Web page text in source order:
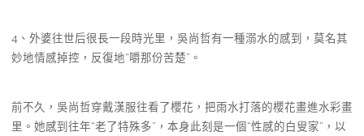
4、外婆往世后很長一段時光里，吳尚哲有一種溺水的感到，莫名其
妙地情感掉控，反復地“嚼那份苦楚”。
前不久，吳尚哲穿戴漢服往看了櫻花，把雨水打落的櫻花畫進水彩畫
里。她感到往年“老了特殊多”，本身此刻是一個“性感的白叟家”，以